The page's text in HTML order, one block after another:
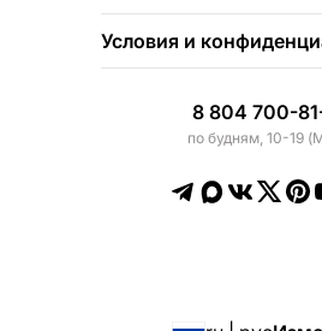
Условия и
8 804 700-
по будням, 10-19